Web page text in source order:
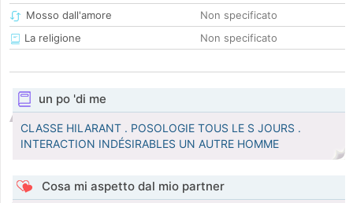
Mosso dall'amore
Non specificato
La religione
Non specificato
un po 'di me
CLASSE HILARANT . POSOLOGIE TOUS LE S JOURS .
INTERACTION INDÉSIRABLES UN AUTRE HOMME
Cosa mi aspetto dal mio partner